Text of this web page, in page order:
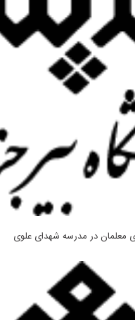
معلمان در مدرسه شهدای علوی